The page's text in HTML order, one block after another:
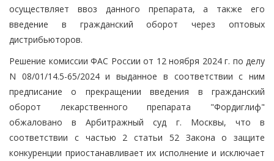
осуществляет ввоз данного препарата, а также его
введение в гражданский оборот через оптовых
дистрибьюторов.
Решение комиссии ФАС России от 12 ноября 2024 г. по делу
N 08/01/14.5-65/2024 и выданное в соответствии с ним
предписание о прекращении введения в гражданский
оборот лекарственного препарата "Фордиглиф"
обжаловано в Арбитражный суд г. Москвы, что в
соответствии с частью 2 статьи 52 Закона о защите
конкуренции приостанавливает их исполнение и исключает